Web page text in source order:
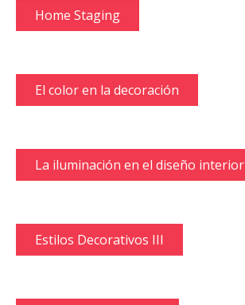
Home Staging
El color en la decoración
La iluminación en el diseño interior
Estilos Decorativos III